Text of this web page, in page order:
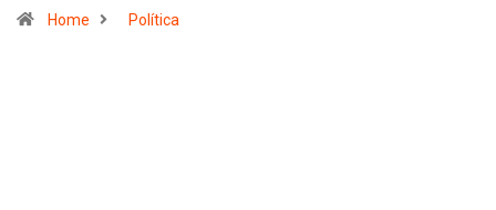
Home Política